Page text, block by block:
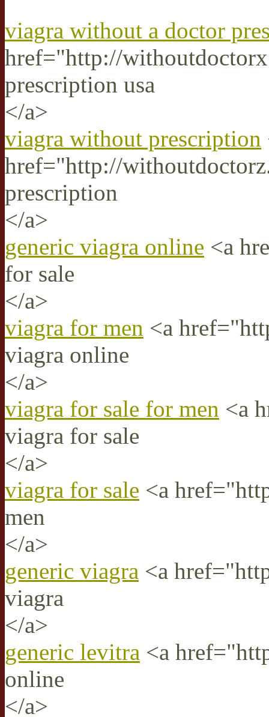
viagra without a doctor
href="http://
prescription usa
</a>
viagra without prescription
href="http://
prescription
</a>
generic viagra online <a
for sale
</a>
viagra for men <a
viagra online
</a>
viagra for sale for men <a
viagra for sale
</a>
viagra for sale <a
men
</a>
generic viagra <a
viagra
</a>
generic levitra <a
online
</a>